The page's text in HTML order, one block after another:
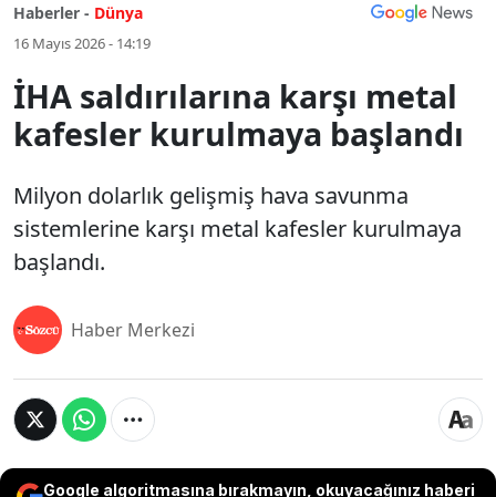
Haberler - Dünya
16 Mayıs 2026 - 14:19
İHA saldırılarına karşı metal
kafesler kurulmaya başlandı
Milyon dolarlık gelişmiş hava savunma
sistemlerine karşı metal kafesler kurulmaya
başlandı.
Haber Merkezi
Google algoritmasına bırakmayın, okuyacağınız haberi